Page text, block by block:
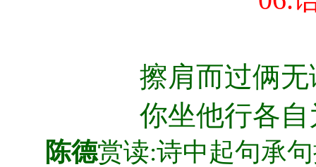
擦肩而过俩
你坐他行各
陈德赏读:诗中起句承